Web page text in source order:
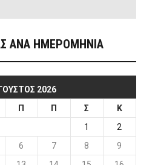
ΑΝΑ ΗΜΕΡΟΜΗΝΙΑ
2026
Π Π Σ
Κ
1
2
6 7 8
9